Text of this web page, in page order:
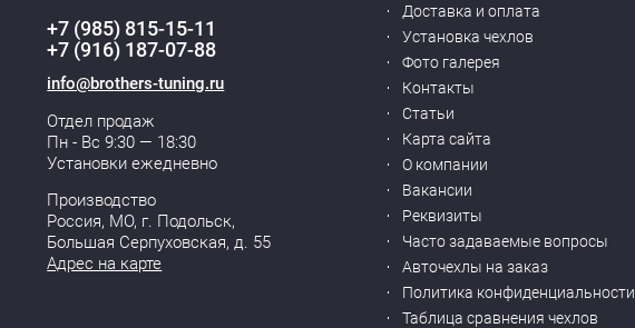
+7 (985) 815-15-11
+7 (916) 187-07-88
info@brothers-tuning.ru
Отдел продаж
Пн - Вс 9:30 — 18:30
Установки ежедневно
Производство
Россия, МО, г. Подольск,
Большая Серпуховская, д. 55
Адрес на карте
Доставка и оплата
Установка чехлов
Фото галерея
Контакты
Статьи
Карта сайта
О компании
Вакансии
Реквизиты
Часто задаваемые вопросы
Авточехлы на заказ
Политика конфиденциальности
Таблица сравнения чехлов